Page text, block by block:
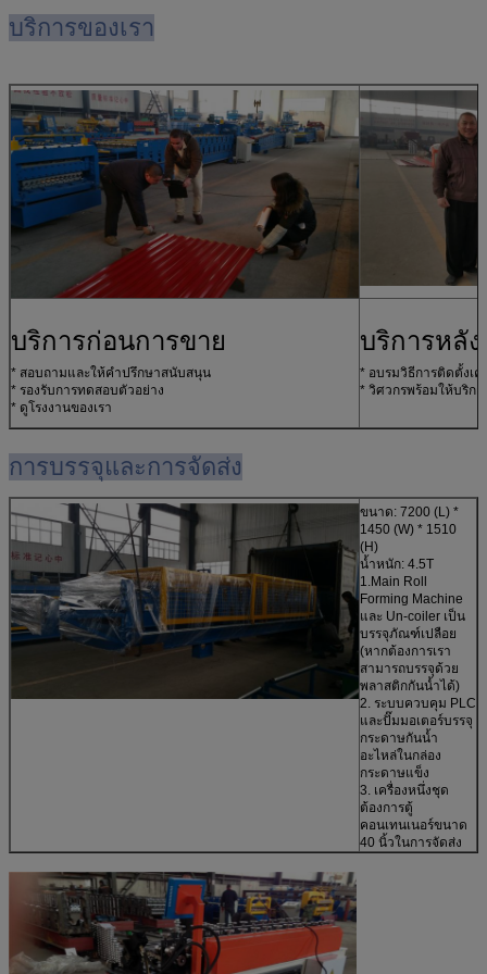
บริการของเรา
บริการก่อนการขาย
* สอบถามและให้คำปรึกษาสนับสนุน
* รองรับการทดสอบตัวอย่าง
* ดูโรงงานของเรา
บริการหลั
* อบรมวิธีการติดตั้งเค
* วิศวกรพร้อมให้บริกา
การบรรจุและการจัดส่ง
ขนาด: 7200 (L) *
1450 (W) * 1510
(H)
น้ำหนัก: 4.5T
1.Main Roll
Forming Machine
และ Un-coiler เป็น
บรรจุภัณฑ์เปลือย
(หากต้องการเรา
สามารถบรรจุด้วย
พลาสติกกันน้ำได้)
2. ระบบควบคุม PLC
และปั๊มมอเตอร์บรรจุ
กระดาษกันน้ำ
อะไหล่ในกล่อง
กระดาษแข็ง
3. เครื่องหนึ่งชุด
ต้องการตู้
คอนเทนเนอร์ขนาด
40 นิ้วในการจัดส่ง